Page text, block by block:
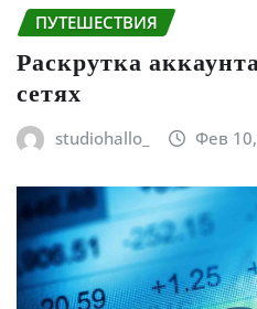
ПУТЕШЕСТВИЯ
Раскрутка
сетях
studiohallo_ Фев